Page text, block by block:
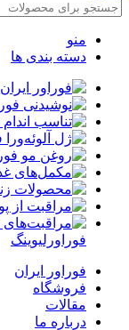
منو
دسته بندی ها
فوراورلیوینگ
فوراور ایران
فروشگاه
مقالات
درباره ما